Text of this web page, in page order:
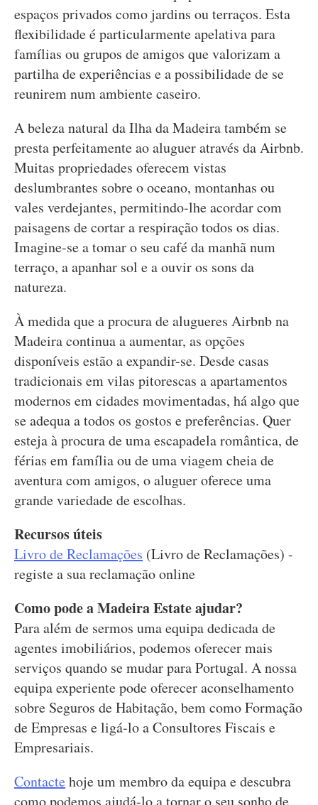
espaços privados como jardins ou terraços. Esta
flexibilidade é particularmente apelativa para
famílias ou grupos de amigos que valorizam a
partilha de experiências e a possibilidade de se
reunirem num ambiente caseiro.
A beleza natural da Ilha da Madeira também se
presta perfeitamente ao aluguer através da Airbnb.
Muitas propriedades oferecem vistas
deslumbrantes sobre o oceano, montanhas ou
vales verdejantes, permitindo-lhe acordar com
paisagens de cortar a respiração todos os dias.
Imagine-se a tomar o seu café da manhã num
terraço, a apanhar sol e a ouvir os sons da
natureza.
À medida que a procura de alugueres Airbnb na
Madeira continua a aumentar, as opções
disponíveis estão a expandir-se. Desde casas
tradicionais em vilas pitorescas a apartamentos
modernos em cidades movimentadas, há algo que
se adequa a todos os gostos e preferências. Quer
esteja à procura de uma escapadela romântica, de
férias em família ou de uma viagem cheia de
aventura com amigos, o aluguer oferece uma
grande variedade de escolhas.
Recursos úteis
Livro de Reclamações (Livro de Reclamações) -
registe a sua reclamação online
Como pode a Madeira Estate ajudar?
Para além de sermos uma equipa dedicada de
agentes imobiliários, podemos oferecer mais
serviços quando se mudar para Portugal. A nossa
equipa experiente pode oferecer aconselhamento
sobre Seguros de Habitação, bem como Formação
de Empresas e ligá-lo a Consultores Fiscais e
Empresariais.
Contacte hoje um membro da equipa e descubra
como podemos ajudá-lo a tornar o seu sonho de